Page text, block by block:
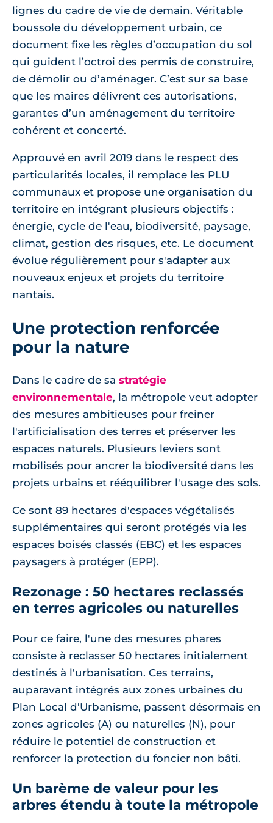
lignes du cadre de vie de demain. Véritable
boussole du développement urbain, ce
document fixe les règles d’occupation du sol
qui guident l’octroi des permis de construire,
de démolir ou d’aménager. C’est sur sa base
que les maires délivrent ces autorisations,
garantes d’un aménagement du territoire
cohérent et concerté.
Approuvé en avril 2019 dans le respect des
particularités locales, il remplace les PLU
communaux et propose une organisation du
territoire en intégrant plusieurs objectifs :
énergie, cycle de l'eau, biodiversité, paysage,
climat, gestion des risques, etc. Le document
évolue régulièrement pour s'adapter aux
nouveaux enjeux et projets du territoire
nantais.
Une protection renforcée
pour la nature
Dans le cadre de sa stratégie
environnementale, la métropole veut adopter
des mesures ambitieuses pour freiner
l'artificialisation des terres et préserver les
espaces naturels. Plusieurs leviers sont
mobilisés pour ancrer la biodiversité dans les
projets urbains et rééquilibrer l'usage des sols.
Ce sont 89 hectares d'espaces végétalisés
supplémentaires qui seront protégés via les
espaces boisés classés (EBC) et les espaces
paysagers à protéger (EPP).
Rezonage : 50 hectares reclassés
en terres agricoles ou naturelles
Pour ce faire, l'une des mesures phares
consiste à reclasser 50 hectares initialement
destinés à l'urbanisation. Ces terrains,
auparavant intégrés aux zones urbaines du
Plan Local d'Urbanisme, passent désormais en
zones agricoles (A) ou naturelles (N), pour
réduire le potentiel de construction et
renforcer la protection du foncier non bâti.
Un barème de valeur pour les
arbres étendu à toute la métropole